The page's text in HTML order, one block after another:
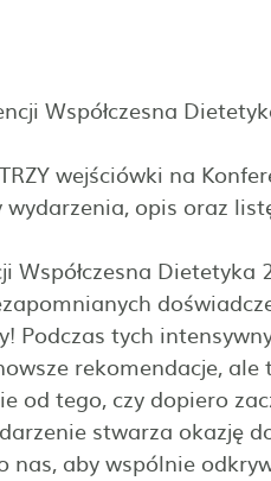
Współczesna
wejściówki na
wydarzenia, opis oraz
Współczesna
Podczas tych
rekomendacje,
od tego, czy dopiero
stwarza okazję
nas, aby wspólnie